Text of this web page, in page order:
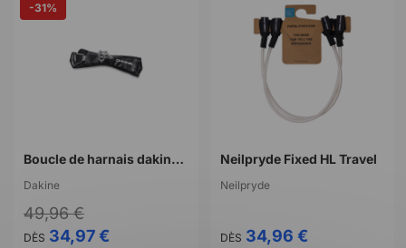
Boucle de harnais dakine windsurf spreader bar push button
Dakine
DÈS 34,97 €
49,96 €
-31%
Neilpryde Fixed HL Travel
Neilpryde
DÈS 34,96 €